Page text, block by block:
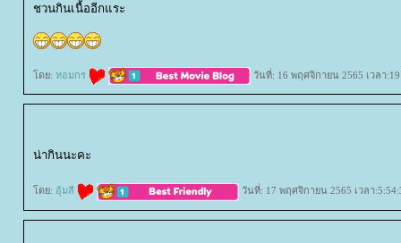
ชวนกินเนื้ออีกแระ
ดย: หอมกร วันที่: 16 พฤศจิกายน 2565 เวลา
น่ากินนะคะ
ดย: อุ้มสี วันที่: 17 พฤศจิกายน 2565 เวลา